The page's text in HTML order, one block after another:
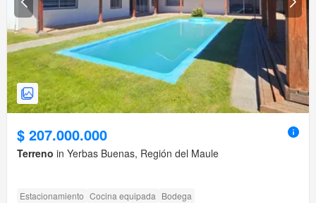
$ 207.000.000
Terreno in Yerbas Buenas, Región del Maule
Estacionamiento Cocina equipada Bodega